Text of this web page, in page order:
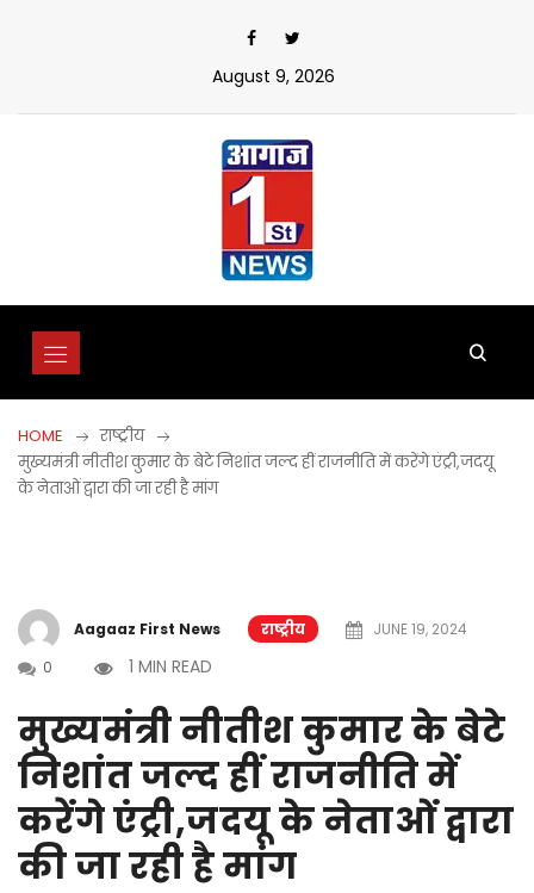
August 9, 2026
HOME
राष्ट्रीय
मुख्यमंत्री नीतीश कुमार के बेटे निशांत जल्द हीं राजनीति में करेंगे एंट्री,जदयू
के नेताओं द्वारा की जा रही है मांग
Aagaaz First News राष्ट्रीय
JUNE 19, 2024
0
1 MIN READ
मुख्यमंत्री नीतीश कुमार के बेटे
निशांत जल्द हीं राजनीति में
करेंगे एंट्री,जदयू के नेताओं द्वारा
की जा रही है मांग